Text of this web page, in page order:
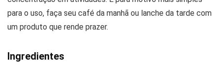
para o uso, faça seu café da manhã ou lanche da tarde com
um produto que rende prazer.
Ingredientes